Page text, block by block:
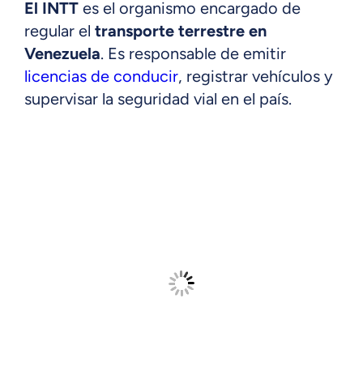
El INTT es el organismo encargado de
regular el transporte terrestre en
Venezuela. Es responsable de emitir
licencias de conducir, registrar vehículos y
supervisar la seguridad vial en el país.